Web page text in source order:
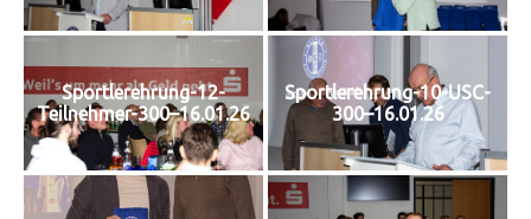
Sportlerehrung-12-
Teilnehmer-300–16.01.26
Sportlerehrung-10-USC-
300–16.01.26